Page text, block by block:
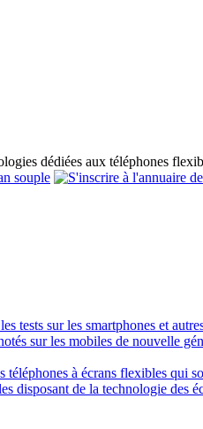
dédiées aux téléphones
tests sur les smartphones et
sur les mobiles de nouvelle
à écrans flexibles qui
disposant de la technologie des